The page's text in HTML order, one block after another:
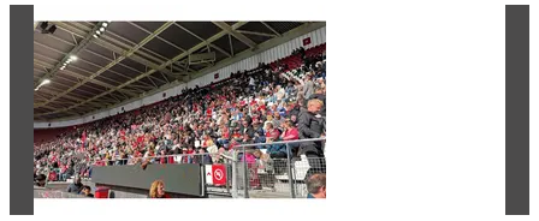
Vorige